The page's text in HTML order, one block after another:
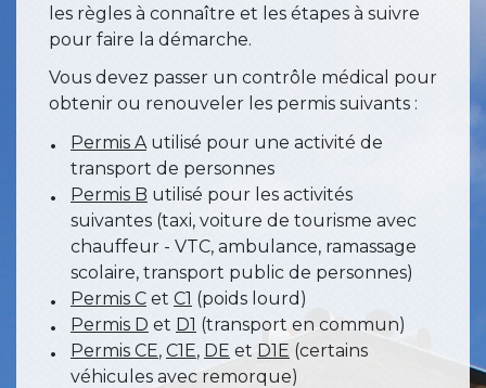
les règles à connaître et les étapes à suivre
pour faire la démarche.
Vous devez passer un contrôle médical pour
obtenir ou renouveler les permis suivants :
Permis A utilisé pour une activité de
transport de personnes
Permis B utilisé pour les activités
suivantes (taxi, voiture de tourisme avec
chauffeur - VTC, ambulance, ramassage
scolaire, transport public de personnes)
Permis C et C1 (poids lourd)
Permis D et D1 (transport en commun)
Permis CE, C1E, DE et D1E (certains
véhicules avec remorque)